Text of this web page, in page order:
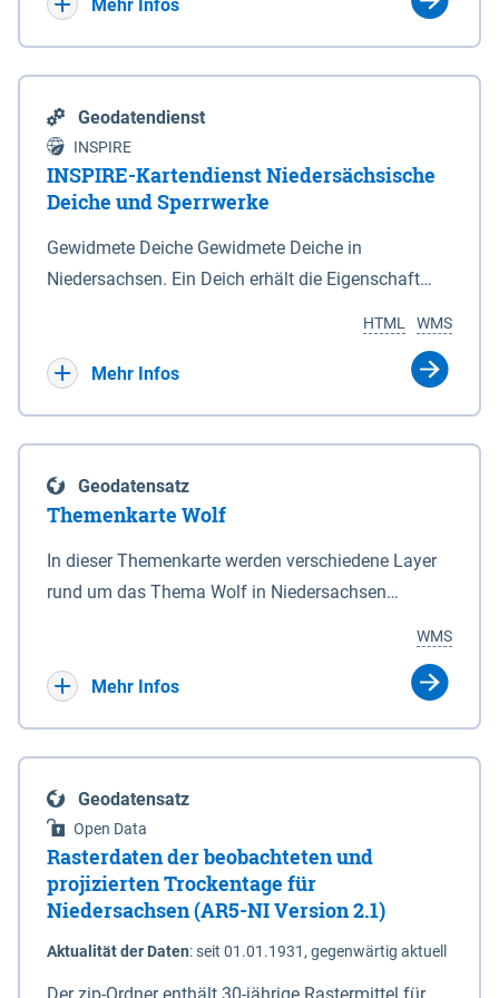
Mehr Infos
Geodatendienst
INSPIRE
INSPIRE-Kartendienst Niedersächsische
Deiche und Sperrwerke
Gewidmete Deiche Gewidmete Deiche in
Niedersachsen. Ein Deich erhält die Eigenschaft
Deichbehörde durch Verordnung ausspricht. Für
enthalten. Sperrwerke Sperrwerke sind Bauwerke
mit Sperrvorrichtungen in Tidegewässern, die dem
Schutz eines Gebietes vor erhöhten Tiden, vor allem
vor Sturmfluten, zu dienen bestimmt sind (§2 Abs.3
Eigenschaft eines Sperrwerkes durch Widmung, die
die Deichbehörde durch Verordnung ausspricht.
WMS
HTML
Mehr Infos
Geodatensatz
Themenkarte Wolf
In dieser Themenkarte werden verschiedene Layer
rund um das Thema Wolf in Niedersachsen
sowie Status der bestehenden Wolfsterritorien im
laufenden Monitoringjahr.
WMS
Mehr Infos
Geodatensatz
Open Data
Rasterdaten der beobachteten und
projizierten Trockentage für
Niedersachsen (AR5-NI Version 2.1)
Aktualität der Daten:seit 01.01.1931, gegenwärtig aktuell